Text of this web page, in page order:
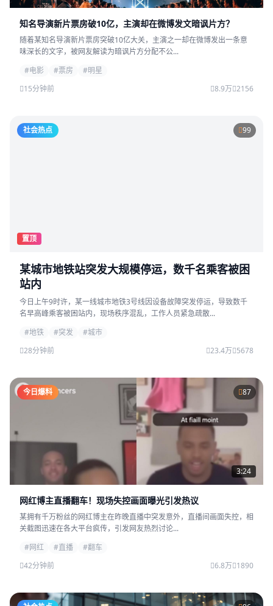
知名导演新片票房破10亿，主演却在微博发文暗讽片方？
随着某知名导演新片票房突破10亿大关，主演之一却在微博发出一条意
味深长的文字，被网友解读为暗讽片方分配不公...
#电影
#票房
#明星
15分钟前
8.9万 2156
社会热点 99
置顶
某城市地铁站突发大规模停运，数千名乘客被困
站内
今日上午9时许，某一线城市地铁3号线因设备故障突发停运，导致数千
名早高峰乘客被困站内，现场秩序混乱，工作人员紧急疏散...
#地铁
#突发
#城市
28分钟前
23.4万 5678
今日爆料 87
3:24
网红博主直播翻车！现场失控画面曝光引发热议
某拥有千万粉丝的网红博主在昨晚直播中突发意外，直播间画面失控，相
关截图迅速在各大平台疯传，引发网友热烈讨论...
#网红
#直播
#翻车
42分钟前
6.8万 1890